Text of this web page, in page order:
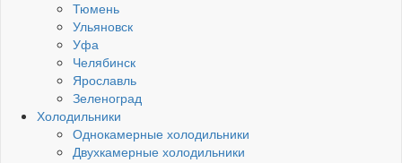
Тюмень
Ульяновск
Уфа
Челябинск
Ярославль
Зеленоград
Холодильники
Однокамерные холодильники
Двухкамерные холодильники